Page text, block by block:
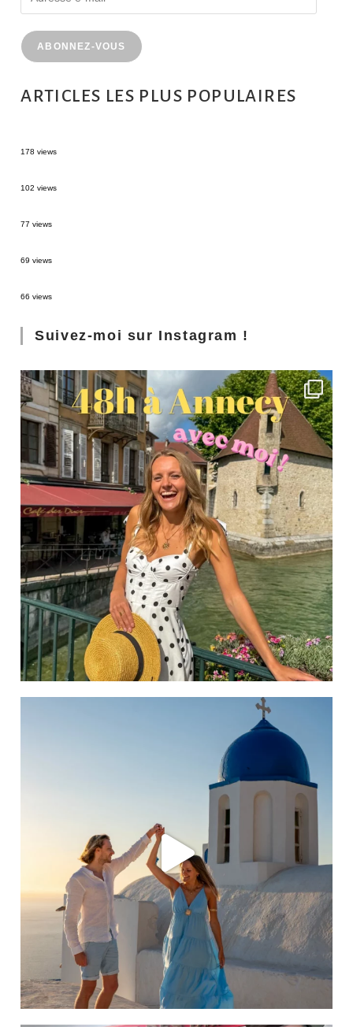
ABONNEZ-VOUS
ARTICLES LES PLUS POPULAIRES
178 views
102 views
77 views
69 views
66 views
Suivez-moi sur Instagram !